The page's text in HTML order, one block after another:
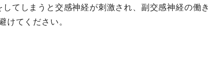
てしまうと交感神経が刺激され、副交感神経の働き
けてください。